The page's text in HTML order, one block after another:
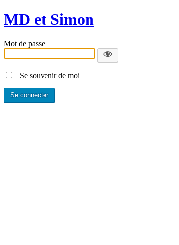
MD et Simon
Mot de passe
Se souvenir de moi